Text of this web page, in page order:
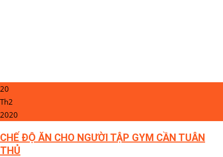
20
Th2
2020
CHẾ ĐỘ ĂN CHO NGƯỜI TẬP GYM CẦN TUÂN
THỦ